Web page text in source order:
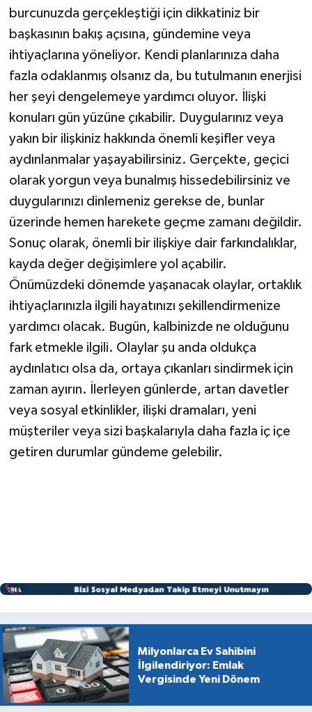
burcunuzda gerçekleştiği için dikkatiniz bir
başkasının bakış açısına, gündemine veya
ihtiyaçlarına yöneliyor. Kendi planlarınıza daha
fazla odaklanmış olsanız da, bu tutulmanın enerjisi
her şeyi dengelemeye yardımcı oluyor. İlişki
konuları gün yüzüne çıkabilir. Duygularınız veya
yakın bir ilişkiniz hakkında önemli keşifler veya
aydınlanmalar yaşayabilirsiniz. Gerçekte, geçici
olarak yorgun veya bunalmış hissedebilirsiniz ve
duygularınızı dinlemeniz gerekse de, bunlar
üzerinde hemen harekete geçme zamanı değildir.
Sonuç olarak, önemli bir ilişkiye dair farkındalıklar,
kayda değer değişimlere yol açabilir.
Önümüzdeki dönemde yaşanacak olaylar, ortaklık
ihtiyaçlarınızla ilgili hayatınızı şekillendirmenize
yardımcı olacak. Bugün, kalbinizde ne olduğunu
fark etmekle ilgili. Olaylar şu anda oldukça
aydınlatıcı olsa da, ortaya çıkanları sindirmek için
zaman ayırın. İlerleyen günlerde, artan davetler
veya sosyal etkinlikler, ilişki dramaları, yeni
müşteriler veya sizi başkalarıyla daha fazla iç içe
getiren durumlar gündeme gelebilir.
Milyonlarca Ev Sahibini
İlgilendiriyor: Emlak
Vergisinde Yeni Dönem